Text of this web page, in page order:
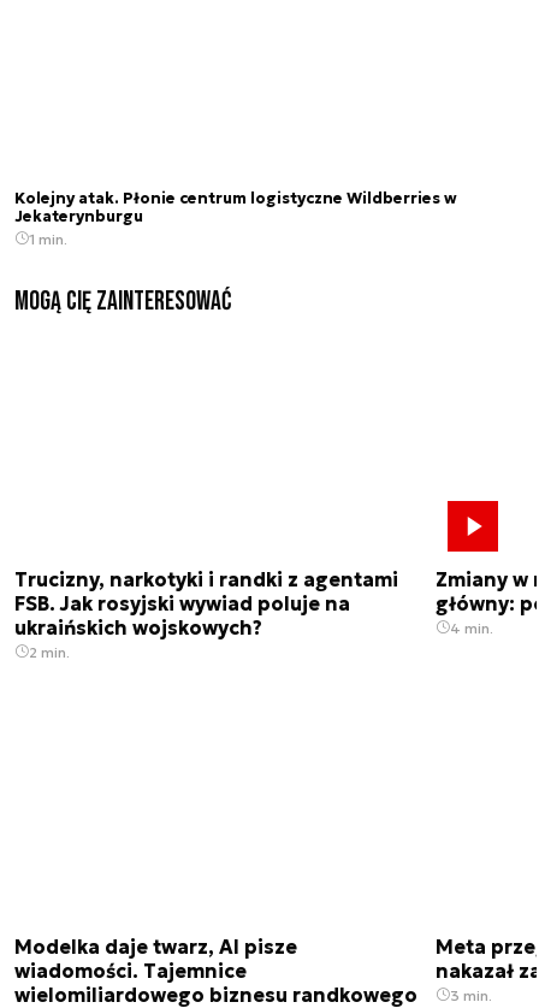
Kolejny atak. Płonie centrum logistyczne Wildberries w
Jekaterynburgu
1 min.
Mogą Cię zainteresować
Trucizny, narkotyki i randki z agentami
FSB. Jak rosyjski wywiad poluje na
ukraińskich wojskowych?
2 min.
Zmiany w
główny:
4 min.
Modelka daje twarz, AI pisze
wiadomości. Tajemnice
wielomiliardowego biznesu randkowego
Meta
nakazał
3 min.